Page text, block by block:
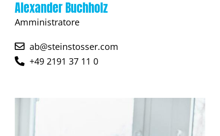
Alexander Buchholz
Amministratore
ab@steinstosser.com
+49 2191 37 11 0